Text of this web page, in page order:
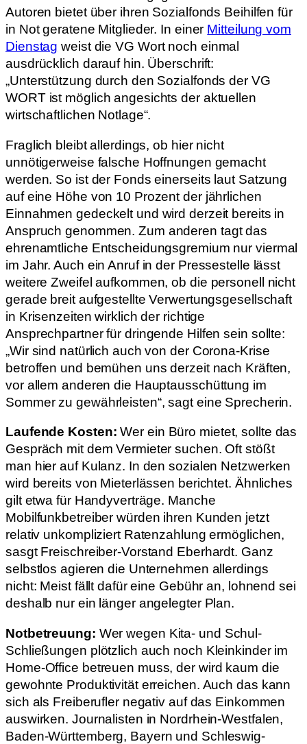
Autoren bietet über ihren Sozialfonds Beihilfen für
in Not geratene Mitglieder. In einer Mitteilung vom
Dienstag weist die VG Wort noch einmal
ausdrücklich darauf hin. Überschrift:
„Unterstützung durch den Sozialfonds der VG
WORT ist möglich angesichts der aktuellen
wirtschaftlichen Notlage“.
Fraglich bleibt allerdings, ob hier nicht
unnötigerweise falsche Hoffnungen gemacht
werden. So ist der Fonds einerseits laut Satzung
auf eine Höhe von 10 Prozent der jährlichen
Einnahmen gedeckelt und wird derzeit bereits in
Anspruch genommen. Zum anderen tagt das
ehrenamtliche Entscheidungsgremium nur viermal
im Jahr. Auch ein Anruf in der Pressestelle lässt
weitere Zweifel aufkommen, ob die personell nicht
gerade breit aufgestellte Verwertungsgesellschaft
in Krisenzeiten wirklich der richtige
Ansprechpartner für dringende Hilfen sein sollte:
„Wir sind natürlich auch von der Corona-Krise
betroffen und bemühen uns derzeit nach Kräften,
vor allem anderen die Hauptausschüttung im
Sommer zu gewährleisten“, sagt eine Sprecherin.
Laufende Kosten: Wer ein Büro mietet, sollte das
Gespräch mit dem Vermieter suchen. Oft stößt
man hier auf Kulanz. In den sozialen Netzwerken
wird bereits von Mieterlässen berichtet. Ähnliches
gilt etwa für Handyverträge. Manche
Mobilfunkbetreiber würden ihren Kunden jetzt
relativ unkompliziert Ratenzahlung ermöglichen,
sasgt Freischreiber-Vorstand Eberhardt. Ganz
selbstlos agieren die Unternehmen allerdings
nicht: Meist fällt dafür eine Gebühr an, lohnend sei
deshalb nur ein länger angelegter Plan.
Notbetreuung: Wer wegen Kita- und Schul-
Schließungen plötzlich auch noch Kleinkinder im
Home-Office betreuen muss, der wird kaum die
gewohnte Produktivität erreichen. Auch das kann
sich als Freiberufler negativ auf das Einkommen
auswirken. Journalisten in Nordrhein-Westfalen,
Baden-Württemberg, Bayern und Schleswig-